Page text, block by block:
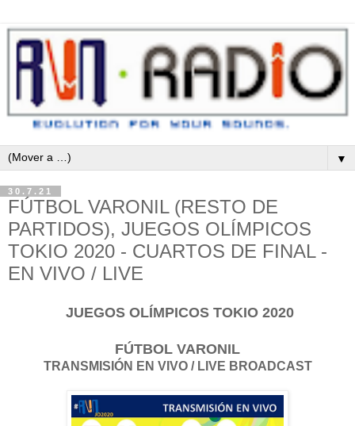
▼
30.7.21
FÚTBOL VARONIL (RESTO DE
PARTIDOS), JUEGOS OLÍMPICOS
TOKIO 2020 - CUARTOS DE FINAL -
EN VIVO / LIVE
JUEGOS OLÍMPICOS TOKIO 2020
FÚTBOL VARONIL
TRANSMISIÓN EN VIVO / LIVE BROADCAST